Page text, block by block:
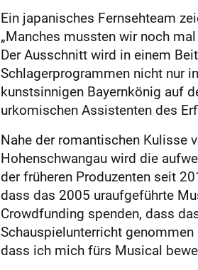
Ein japanisches Fernsehteam
„Manches mussten wir noch
Der Ausschnitt wird in einem
Schlagerprogrammen nicht nur
kunstsinnigen Bayernkönig auf
urkomischen Assistenten des
Nahe der romantischen Kulisse
Hohenschwangau wird die
der früheren Produzenten seit
dass das 2005 uraufgeführte
Crowdfunding spenden, dass
Schauspielunterricht genommen
dass ich mich fürs Musical